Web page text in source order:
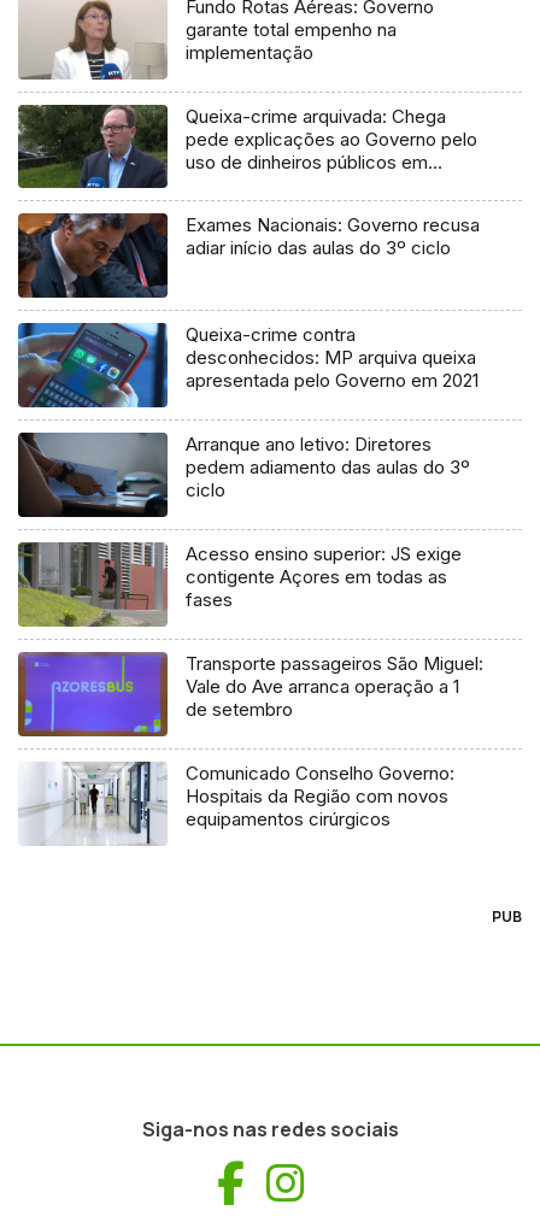
Fundo Rotas Aéreas: Governo
garante total empenho na
implementação
Queixa-crime arquivada: Chega
pede explicações ao Governo pelo
uso de dinheiros públicos em
Exames Nacionais: Governo recusa
adiar início das aulas do 3º ciclo
Queixa-crime contra
desconhecidos: MP arquiva queixa
apresentada pelo Governo em 2021
Arranque ano letivo: Diretores
pedem adiamento das aulas do 3º
ciclo
Acesso ensino superior: JS exige
contigente Açores em todas as
fases
Transporte passageiros São Miguel:
Vale do Ave arranca operação a 1
de setembro
Comunicado Conselho Governo:
Hospitais da Região com novos
equipamentos cirúrgicos
PUB
Siga-nos nas redes sociais
Facebook